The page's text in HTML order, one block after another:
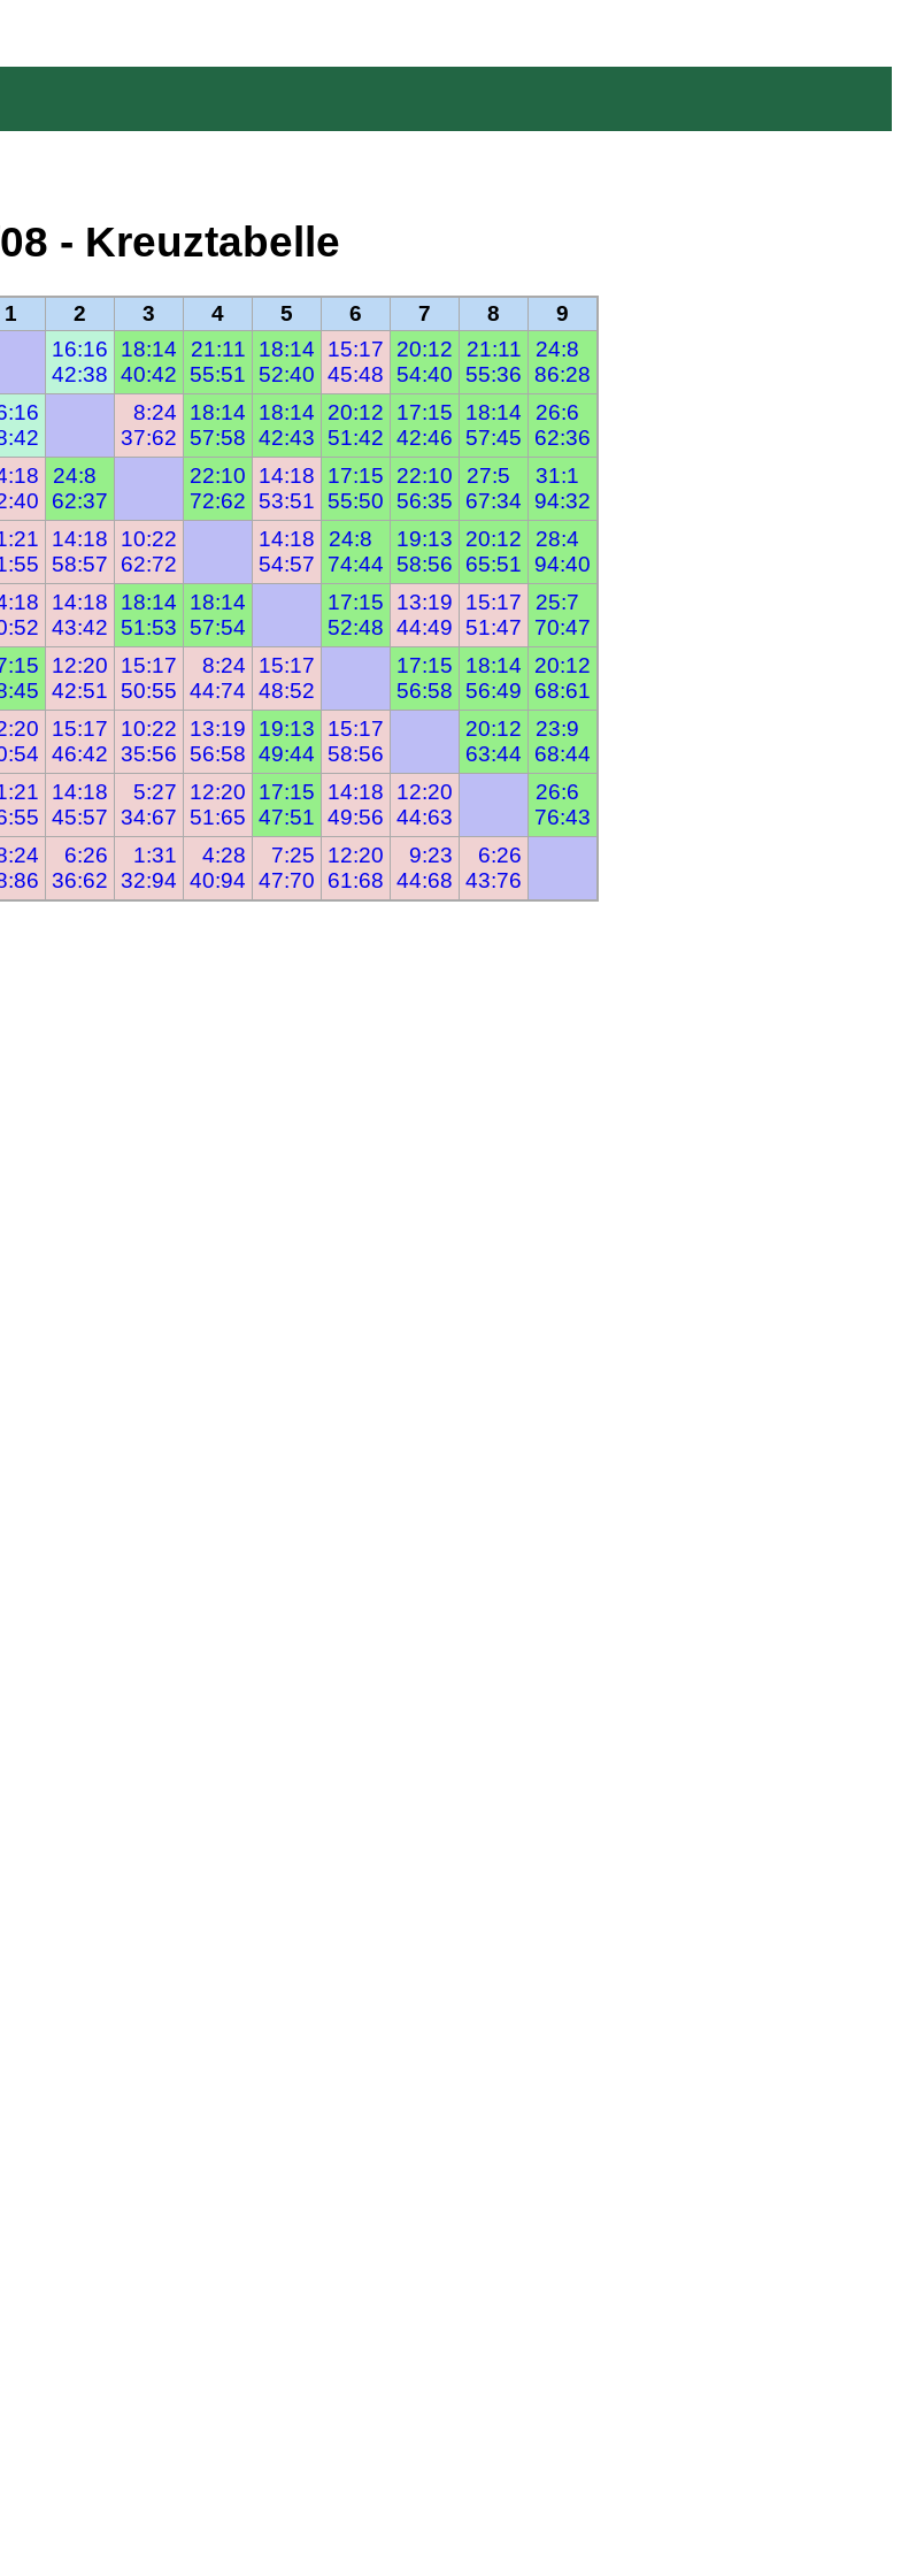
- Kreuztabelle
1 2 3 4 5 6 7 8
9
16:16
42:38
18:14
40:42
21:11
55:51
18:14
52:40
15:17
45:48
20:12
54:40
21:11
55:36
24:8
86:28
  8:24
37:62
18:14
57:58
18:14
42:43
20:12
51:42
17:15
42:46
18:14
57:45
26:6
62:36
24:8
62:37
22:10
72:62
14:18
53:51
17:15
55:50
22:10
56:35
27:5
67:34
31:1
94:32
14:18
58:57
10:22
62:72
14:18
54:57
24:8
74:44
19:13
58:56
20:12
65:51
28:4
94:40
14:18
43:42
18:14
51:53
18:14
57:54
17:15
52:48
13:19
44:49
15:17
51:47
25:7
70:47
12:20
42:51
15:17
50:55
  8:24
44:74
15:17
48:52
17:15
56:58
18:14
56:49
20:12
68:61
15:17
46:42
10:22
35:56
13:19
56:58
19:13
49:44
15:17
58:56
20:12
63:44
23:9
68:44
14:18
45:57
  5:27
34:67
12:20
51:65
17:15
47:51
14:18
49:56
12:20
44:63
26:6
76:43
  6:26
36:62
  1:31
32:94
  4:28
40:94
  7:25
47:70
12:20
61:68
  9:23
44:68
  6:26
43:76